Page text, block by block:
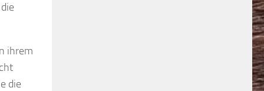
ihrem
die